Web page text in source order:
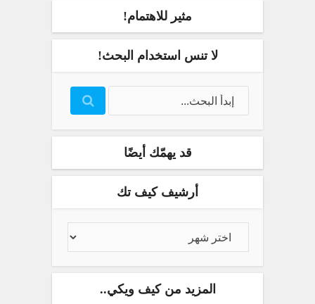
مثير للاهتمام!
لا تنس استخدام البحث!
قد يهمّك أيضًا
أرشيف كيف تك
المزيد من كيف ويكي..